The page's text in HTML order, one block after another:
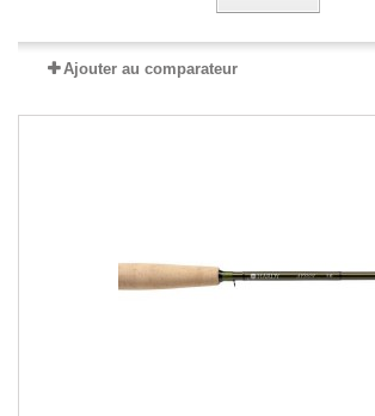
Ajouter au comparateur